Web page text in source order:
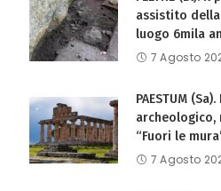
assistito
luogo 6mila
7 Agosto
PAESTUM
archeologico,
“Fuori le
7 Agosto